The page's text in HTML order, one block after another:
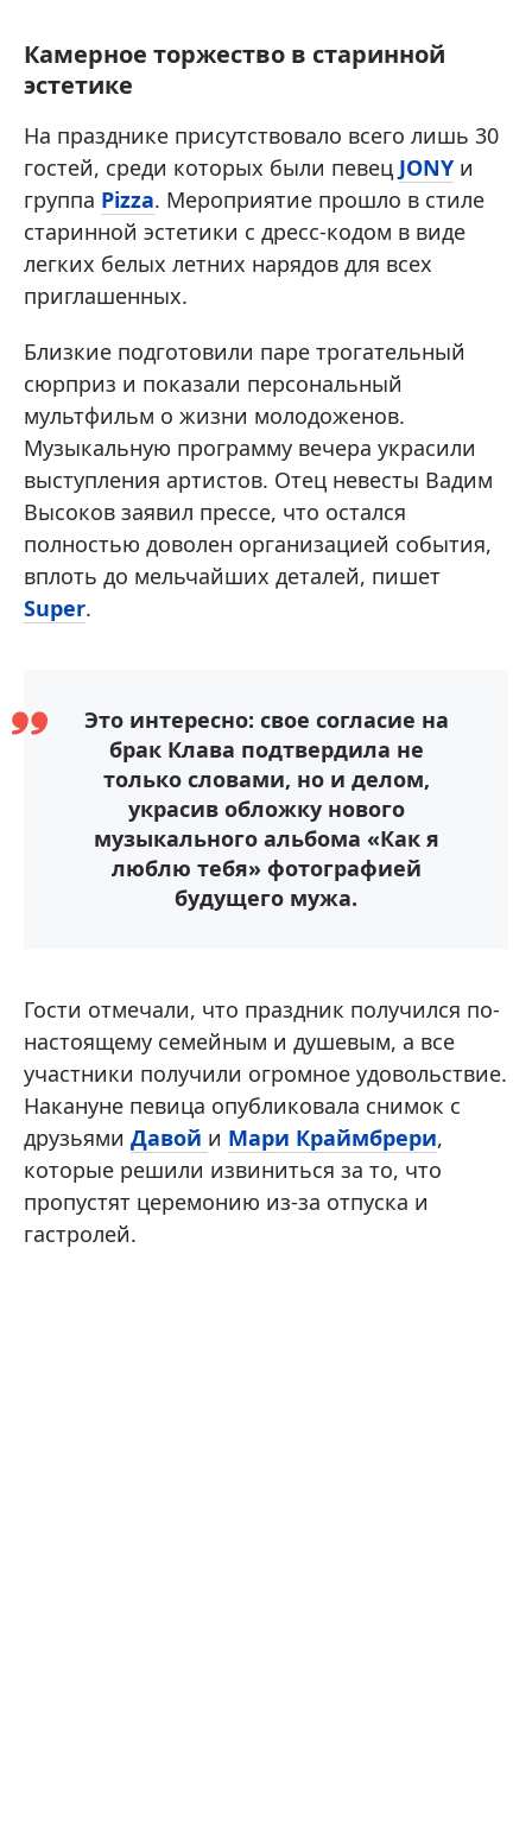
Камерное торжество в старинной
эстетике
На празднике присутствовало всего лишь 30
гостей, среди которых были певец JONY и
группа Pizza. Мероприятие прошло в стиле
старинной эстетики с дресс-кодом в виде
легких белых летних нарядов для всех
приглашенных.
Близкие подготовили паре трогательный
сюрприз и показали персональный
мультфильм о жизни молодоженов.
Музыкальную программу вечера украсили
выступления артистов. Отец невесты Вадим
Высоков заявил прессе, что остался
полностью доволен организацией события,
вплоть до мельчайших деталей, пишет
Super.
Это интересно: свое согласие на
брак Клава подтвердила не
только словами, но и делом,
украсив обложку нового
музыкального альбома «Как я
люблю тебя» фотографией
будущего мужа.
Гости отмечали, что праздник получился по-
настоящему семейным и душевым, а все
участники получили огромное удовольствие.
Накануне певица опубликовала снимок с
друзьями Давой и Мари Краймбрери,
которые решили извиниться за то, что
пропустят церемонию из-за отпуска и
гастролей.